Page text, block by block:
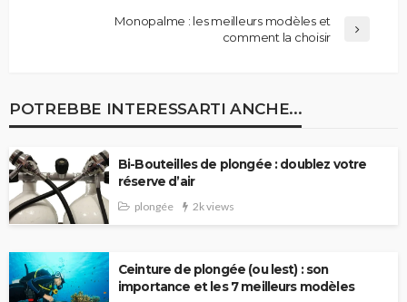
Monopalme : les meilleurs modèles et
comment la choisir
POTREBBE INTERESSARTI ANCHE...
Bi-Bouteilles de plongée : doublez votre
réserve d’air
plongée 2k views
Ceinture de plongée (ou lest) : son
importance et les 7 meilleurs modèles